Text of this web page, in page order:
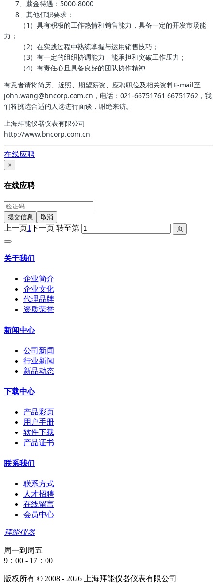
7、薪金待遇：5000-8000
8、其他任职要求：
（1）具有积极的工作热情和销售能力，具备一定的开发市场能
力；
（2）在实践过程中熟练掌握与运用销售技巧；
（3）有一定的组织协调能力；能承担和突破工作压力；
（4）有责任心且具备良好的团队协作精神
有意者请将简历、近照、期望薪资、应聘职位及相关资料E-mail至
john.wang@bncorp.com.cn，电话：021-66751761 66751762，我
们将挑选合适的人选进行面谈，谢绝来访。
上海拜能仪器仪表有限公司
http://www.bncorp.com.cn
在线应聘
×
在线应聘
提交信息 取消
上一页1下一页 转至第
关于我们
企业简介
企业文化
代理品牌
资质荣誉
新闻中心
公司新闻
行业新闻
新品动态
下载中心
产品彩页
用户手册
软件下载
产品证书
联系我们
联系方式
人才招聘
在线留言
会员中心
拜能仪器
周一到周五
9：00 - 17：00
版权所有 © 2008 - 2026 上海拜能仪器仪表有限公司